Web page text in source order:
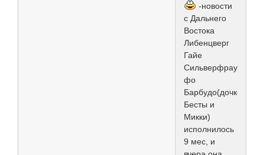
-новости
с Дальнего
Востока
Либенцверг
Гайе
Сильверфрау
фо
Барбудо(дочке
Бесты и
Микки)
исполнилось
9 мес, и